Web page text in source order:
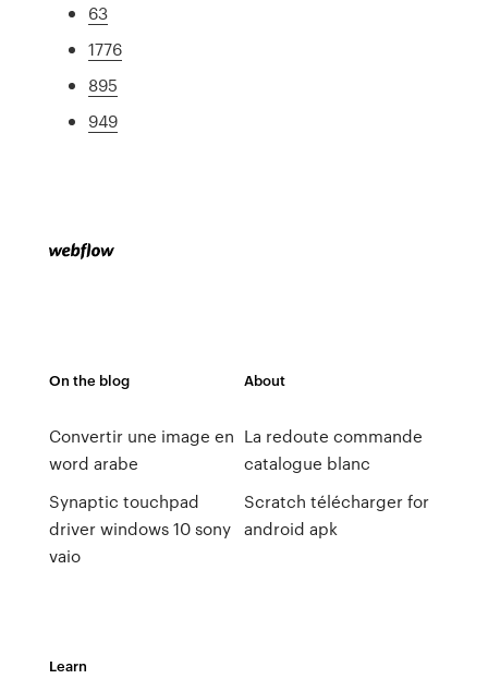
63
1776
895
949
On the blog
Convertir une image en
word arabe
Synaptic touchpad
driver windows 10 sony
vaio
About
La redoute commande
catalogue blanc
Scratch télécharger for
android apk
Learn